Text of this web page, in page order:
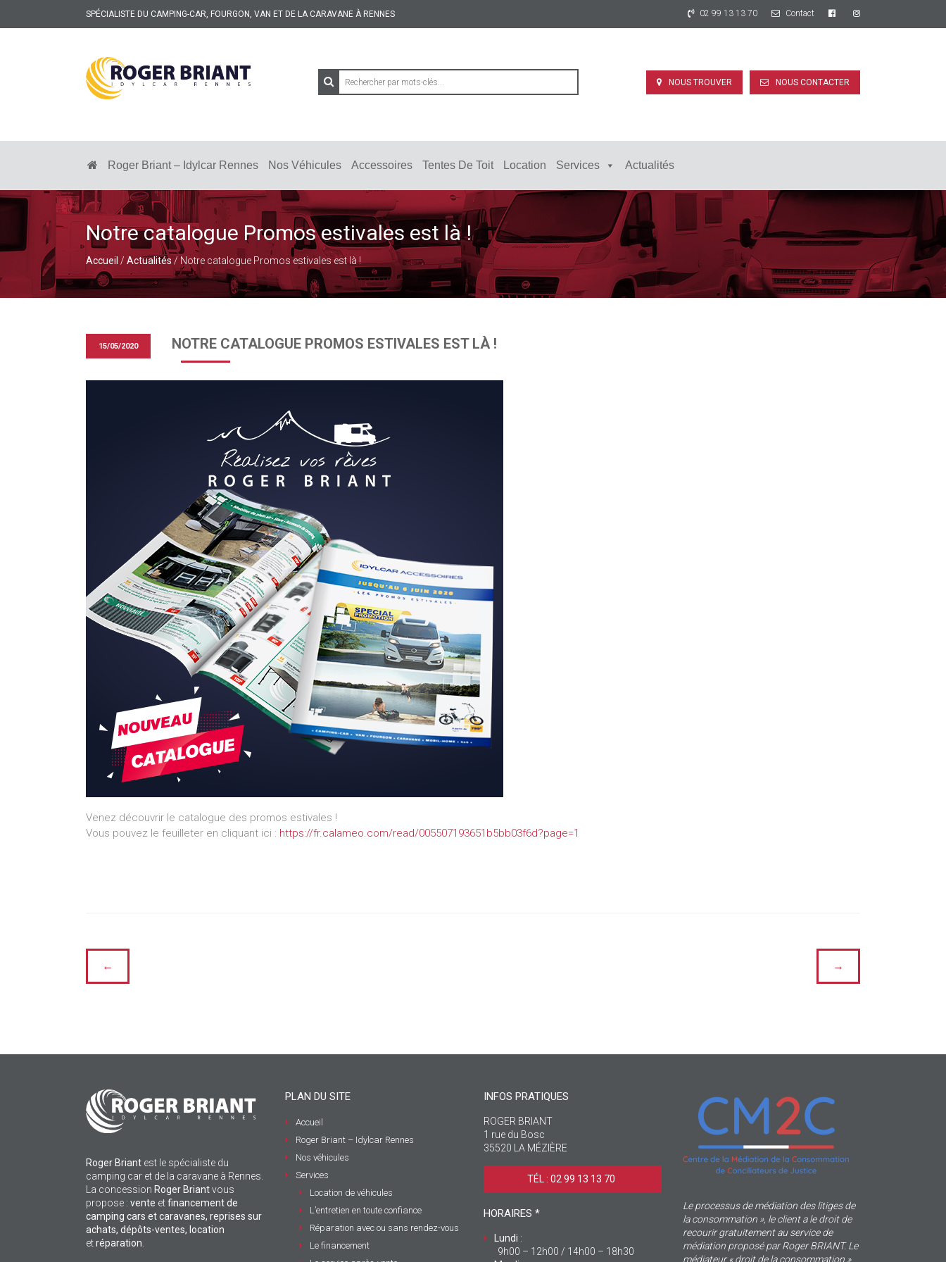
SPÉCIALISTE DU CAMPING-CAR, FOURGON, VAN ET DE LA CARAVANE À RENNES 02 99 13 13 70 Contact
ROGER
BRIANT
DU
CAR
DE
LA
CARAVANE
À
RENNES
NOUS TROUVER NOUS CONTACTER
Roger Briant – Idylcar Rennes Nos Véhicules Accessoires Tentes De Toit Location Services Actualités
Notre catalogue Promos estivales est là !
Accueil / Actualités/ Notre catalogue Promos estivales est là !
15/05/2020 NOTRE CATALOGUE PROMOS ESTIVALES EST LÀ !
Venez découvrir le catalogue des promos estivales !
Vous pouvez le feuilleter en cliquant ici : https://fr.calameo.com/read/005507193651b5bb03f6d?page=1
← →
Roger Briant est le spécialiste du
camping car et de la caravane à Rennes.
La concession Roger Briantvous
propose : vente etfinancement de
camping cars et caravanes, reprises sur
achats, dépôts-ventes, location
etréparation
PLAN DU SITE
Accueil
Roger Briant – Idylcar Rennes
Nos véhicules
Services
Location de véhicules
L’entretien en toute confiance
Réparation avec ou sans rendez-vous
Le financement
INFOS PRATIQUES
ROGER BRIANT
1 rue du Bosc
35520 LA MÉZIÈRE
TÉL : 02 99 13 13 70 ‎
HORAIRES *
Lundi :
9h00 – 12h00 / 14h00 – 18h30
Le processus de médiation des litiges de
la consommation », le client a le droit de
recourir gratuitement au service de
médiation proposé par Roger BRIANT. Le
médiateur « droit de la consommation »